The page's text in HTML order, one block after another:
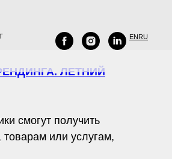
ENRU
ЛЕТНИЙ
смогут получить
или услугам,